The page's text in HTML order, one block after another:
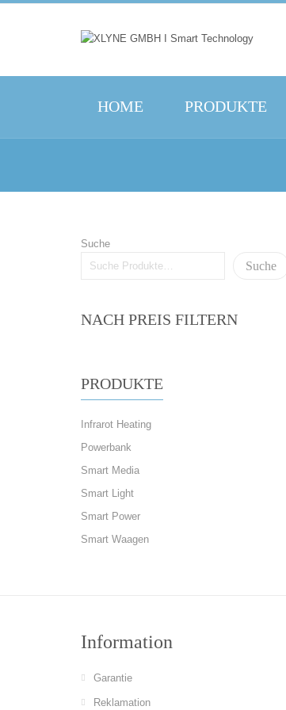
HOME PRODUKTE
Suche
Suche
NACH PREIS FILTERN
PRODUKTE
Infrarot Heating
Powerbank
Smart Media
Smart Light
Smart Power
Smart Waagen
Information
Garantie
Reklamation